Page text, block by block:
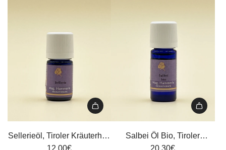
Sellerieöl,
Tiroler
Kräuterhof,
Sellerieöl, Tiroler Kräuterhof,
Salbei
ÖlSalbei Öl Bio, Tiroler